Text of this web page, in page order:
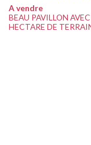
A vendre
BEAU PAVILLON AVEC
HECTARE DE